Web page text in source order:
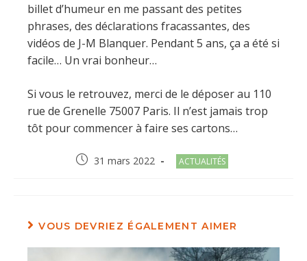
billet d’humeur en me passant des petites
phrases, des déclarations fracassantes, des
vidéos de J-M Blanquer. Pendant 5 ans, ça a été si
facile… Un vrai bonheur…
Si vous le retrouvez, merci de le déposer au 110
rue de Grenelle 75007 Paris. Il n’est jamais trop
tôt pour commencer à faire ses cartons…
Post31 mars 2022
Post
ACTUALITÉS
VOUS DEVRIEZ ÉGALEMENT AIMER